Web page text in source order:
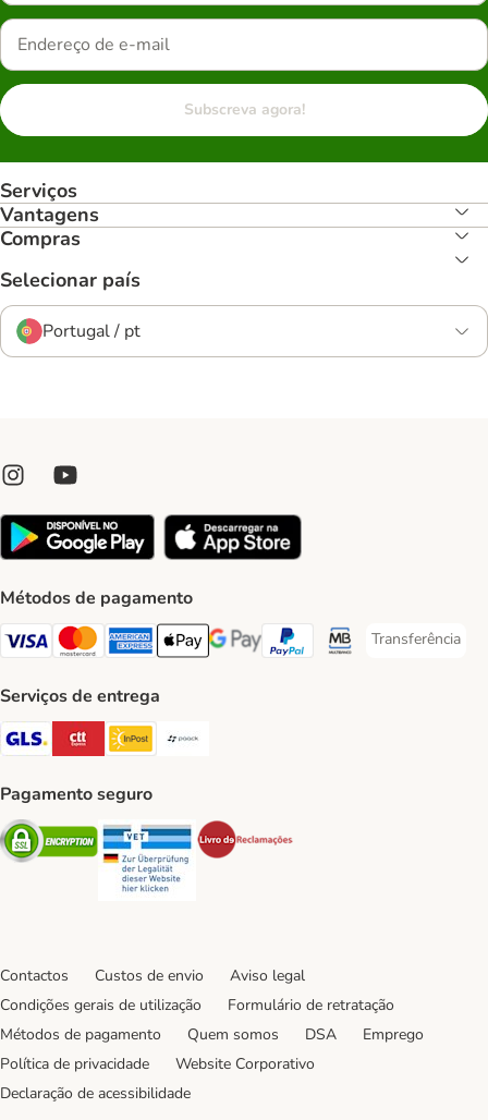
Subscreva agora!
Serviços
Vantagens
Compras
Selecionar país
Portugal / pt
Métodos de pagamento
Visa Payment Method
Mastercard Payment Method
American Express Payment Method
Apple Pay Payment Method
Google Pay Payment Method
PayPal Payment Method
Multibanco Payment
Transferência
Transferência
Serviços de entrega
GLS Shipping Method
CTTExpress Shipping Method
InPost Shipping Method
Pagamento seguro
Security Security
Contactos Custos de envio
Aviso legal
Condições gerais de utilização
Formulário de retratação
Métodos de pagamento
Quem somos DSA
Emprego
Política de privacidade
Website Corporativo
Declaração de acessibilidade